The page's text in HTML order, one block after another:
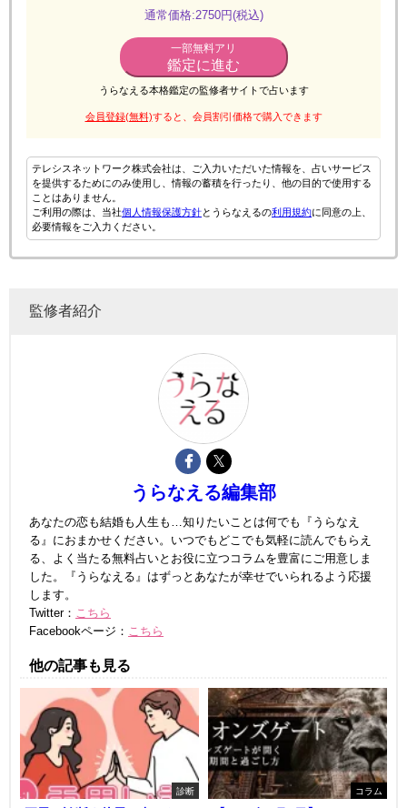
通常価格:2750円(税込)
一部無料アリ
鑑定に進む
うらなえる本格鑑定の監修者サイトで占います
会員登録(無料)すると、会員割引価格で購入できます
テレシスネットワーク株式会社は、ご入力いただいた情報を、占いサービス
を提供するためにのみ使用し、情報の蓄積を行ったり、他の目的で使用する
ことはありません。
ご利用の際は、当社個人情報保護方針とうらなえるの利用規約に同意の上、
必要情報をご入力ください。
監修者紹介
うらなえる編集部
あなたの恋も結婚も人生も…知りたいことは何でも『うらなえ
る』におまかせください。いつでもどこでも気軽に読んでもらえ
る、よく当たる無料占いとお役に立つコラムを豊富にご用意しま
した。『うらなえる』はずっとあなたが幸せでいられるよう応援
します。
Twitter：
こちら
Facebookページ：
こちら
他の記事も見る
診断 コラム